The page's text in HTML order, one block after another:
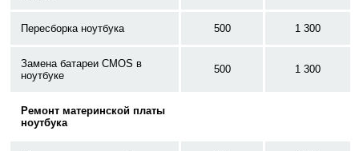
Пересборка ноутбука 500 1 300
Замена батареи CMOS в
ноутбуке
500 1 300
Ремонт материнской платы
ноутбука